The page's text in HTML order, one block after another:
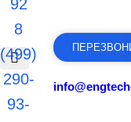
92
8
(499)
290-
93-